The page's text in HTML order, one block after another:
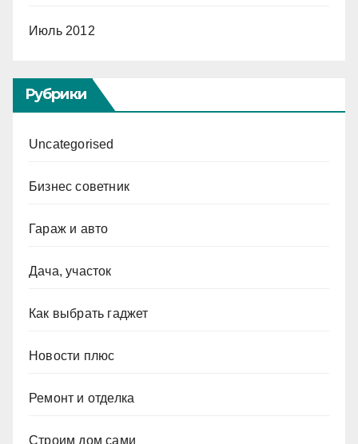
Июль 2012
Рубрики
Uncategorised
Бизнес советник
Гараж и авто
Дача, участок
Как выбрать гаджет
Новости плюс
Ремонт и отделка
Строим дом сами